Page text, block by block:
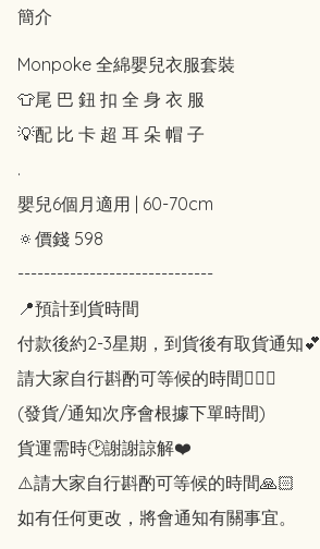
簡介
Monpoke 全綿嬰兒衣服套裝
👕尾 巴 鈕 扣 全 身 衣 服
💡配 比 卡 超 耳 朵 帽 子
.
嬰兒6個月適用 | 60-70cm
🔅價錢 598
------------------------------
📍預計到貨時間
付款後約2-3星期，到貨後有取貨通知💕
請大家自行斟酌可等候的時間🙇🏻‍♀️
(發貨/通知次序會根據下單時間)
貨運需時🕑謝謝諒解❤️
⚠️請大家自行斟酌可等候的時間🙏🏻
如有任何更改，將會通知有關事宜。